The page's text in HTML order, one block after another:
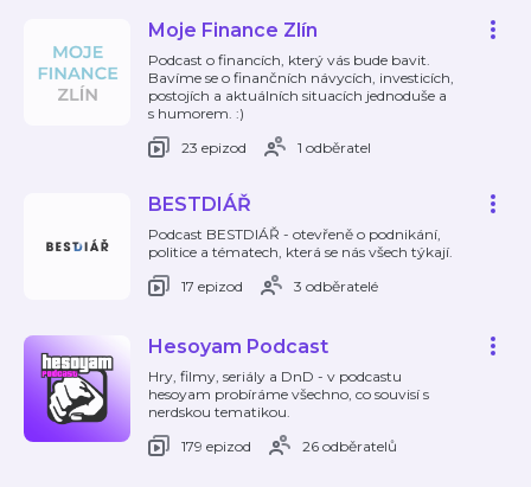
Moje Finance Zlín
Podcast o financích, který vás bude bavit.
Bavíme se o finančních návycích, investicích,
postojích a aktuálních situacích jednoduše a
s humorem. :)
23 epizod
1 odběratel
BESTDIÁŘ
Podcast BESTDIÁŘ - otevřeně o podnikání,
politice a tématech, která se nás všech týkají.
17 epizod
3 odběratelé
Hesoyam Podcast
Hry, filmy, seriály a DnD - v podcastu
hesoyam probíráme všechno, co souvisí s
nerdskou tematikou.
179 epizod
26 odběratelů